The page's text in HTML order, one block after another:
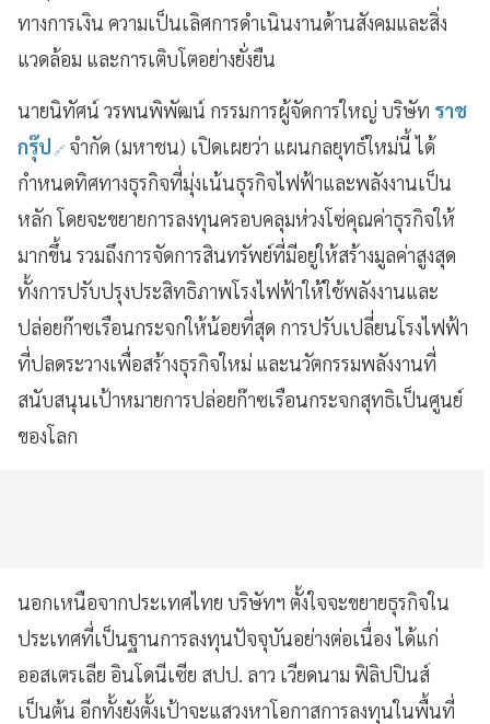
ทางการเงิน ความเป็นเลิศการดำเนินงานด้านสังคมและสิ่ง
แวดล้อม และการเติบโตอย่างยั่งยืน
นายนิทัศน์ วรพนพิพัฒน์ กรรมการผู้จัดการใหญ่ บริษัท ราช
กรุ๊ป จำกัด (มหาชน) เปิดเผยว่า แผนกลยุทธ์ใหม่นี้ ได้
กำหนดทิศทางธุรกิจที่มุ่งเน้นธุรกิจไฟฟ้าและพลังงานเป็น
หลัก โดยจะขยายการลงทุนครอบคลุมห่วงโซ่คุณค่าธุรกิจให้
มากขึ้น รวมถึงการจัดการสินทรัพย์ที่มีอยู่ให้สร้างมูลค่าสูงสุด
ทั้งการปรับปรุงประสิทธิภาพโรงไฟฟ้าให้ใช้พลังงานและ
ปล่อยก๊าซเรือนกระจกให้น้อยที่สุด การปรับเปลี่ยนโรงไฟฟ้า
ที่ปลดระวางเพื่อสร้างธุรกิจใหม่ และนวัตกรรมพลังงานที่
สนับสนุนเป้าหมายการปล่อยก๊าซเรือนกระจกสุทธิเป็นศูนย์
ของโลก
นอกเหนือจากประเทศไทย บริษัทฯ ตั้งใจจะขยายธุรกิจใน
ประเทศที่เป็นฐานการลงทุนปัจจุบันอย่างต่อเนื่อง ได้แก่
ออสเตรเลีย อินโดนีเซีย สปป. ลาว เวียดนาม ฟิลิปปินส์
เป็นต้น อีกทั้งยังตั้งเป้าจะแสวงหาโอกาสการลงทุนในพื้นที่